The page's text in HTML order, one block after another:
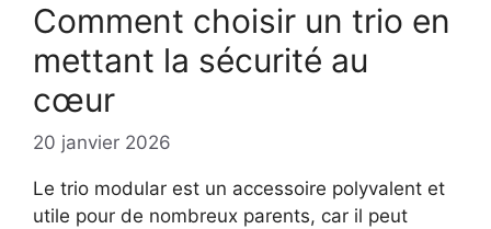
Comment choisir un trio en
mettant la sécurité au
cœur
20 janvier 2026
Le trio modular est un accessoire polyvalent et
utile pour de nombreux parents, car il peut